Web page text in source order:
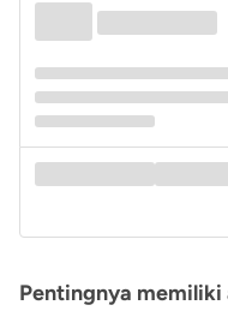
Pentingnya memiliki